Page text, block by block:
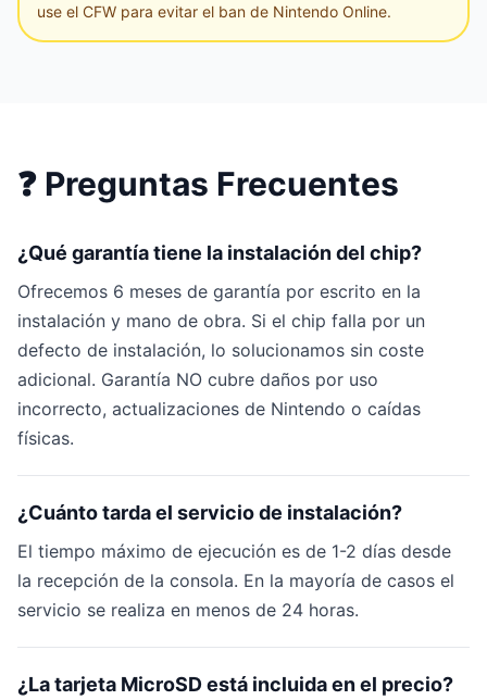
use el CFW para evitar el ban de Nintendo Online.
❓ Preguntas Frecuentes
¿Qué garantía tiene la instalación del chip?
Ofrecemos 6 meses de garantía por escrito en la
instalación y mano de obra. Si el chip falla por un
defecto de instalación, lo solucionamos sin coste
adicional. Garantía NO cubre daños por uso
incorrecto, actualizaciones de Nintendo o caídas
físicas.
¿Cuánto tarda el servicio de instalación?
El tiempo máximo de ejecución es de 1-2 días desde
la recepción de la consola. En la mayoría de casos el
servicio se realiza en menos de 24 horas.
¿La tarjeta MicroSD está incluida en el precio?